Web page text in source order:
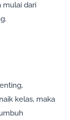
mulai dari
kelas, maka